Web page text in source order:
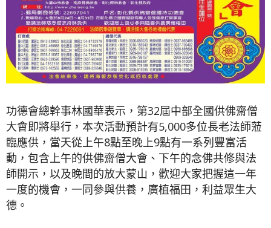
功德會總幹事林國華表示，第32屆中部全國供佛齋僧
大會即將舉行，本次活動預計有5,000多位長老法師蒞
臨應供，當天從上午8點至晚上9點有一系列豐富活
動，包含上午的供佛齋僧大會、下午的念佛共修與法
師開示，以及晚間的放大蒙山，歡迎大家把握這一年
一度的機會，一同參與供養，廣植福田，利益眾生大
德。